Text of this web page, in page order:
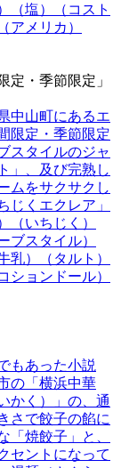
（塩）（コスト
アメリカ）
・季節限定」
中山町にあるエ
限定・季節限定
スタイルのジャ
」、及び完熟し
ムをサクサクし
じくエクレア」
（いちじく）
ブスタイル）
乳）（タルト）
ションドール）
もあった小説
の「横浜中華
かく）」の、通
さで餃子の餡に
「焼餃子」と、
セントになって